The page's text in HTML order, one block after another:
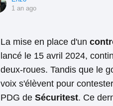
1 an ago
La mise en place d'un
lancé le 15 avril 2024,
deux-roues. Tandis que le
voix s'élèvent pour
PDG de Sécuritest. Ce